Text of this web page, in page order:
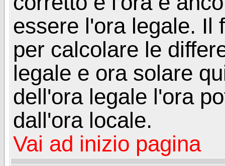
essere l'ora legale. Il
per calcolare le
legale e ora solare
dell'ora legale l'ora
dall'ora locale.
Vai ad inizio pagina